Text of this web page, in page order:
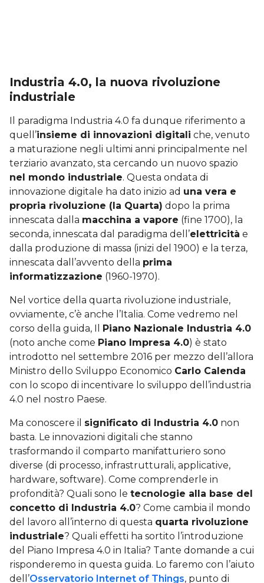
Industria 4.0, la nuova rivoluzione
industriale
Il paradigma Industria 4.0 fa dunque riferimento a
quell’insieme di innovazioni digitali che, venuto
a maturazione negli ultimi anni principalmente nel
terziario avanzato, sta cercando un nuovo spazio
nel mondo industriale. Questa ondata di
innovazione digitale ha dato inizio ad una vera e
propria rivoluzione (la Quarta) dopo la prima
innescata dalla macchina a vapore (fine 1700), la
seconda, innescata dal paradigma dell’elettricità e
dalla produzione di massa (inizi del 1900) e la terza,
innescata dall’avvento della prima
informatizzazione (1960-1970).
Nel vortice della quarta rivoluzione industriale,
ovviamente, c’è anche l’Italia. Come vedremo nel
corso della guida, Il Piano Nazionale Industria 4.0
(noto anche come Piano Impresa 4.0) è stato
introdotto nel settembre 2016 per mezzo dell’allora
Ministro dello Sviluppo Economico Carlo Calenda
con lo scopo di incentivare lo sviluppo dell’industria
4.0 nel nostro Paese.
Ma conoscere il significato di Industria 4.0 non
basta. Le innovazioni digitali che stanno
trasformando il comparto manifatturiero sono
diverse (di processo, infrastrutturali, applicative,
hardware, software). Come comprenderle in
profondità? Quali sono le tecnologie alla base del
concetto di Industria 4.0? Come cambia il mondo
del lavoro all’interno di questa quarta rivoluzione
industriale? Quali effetti ha sortito l’introduzione
del Piano Impresa 4.0 in Italia? Tante domande a cui
risponderemo in questa guida. Lo faremo con l’aiuto
dell’Osservatorio Internet of Things, punto di